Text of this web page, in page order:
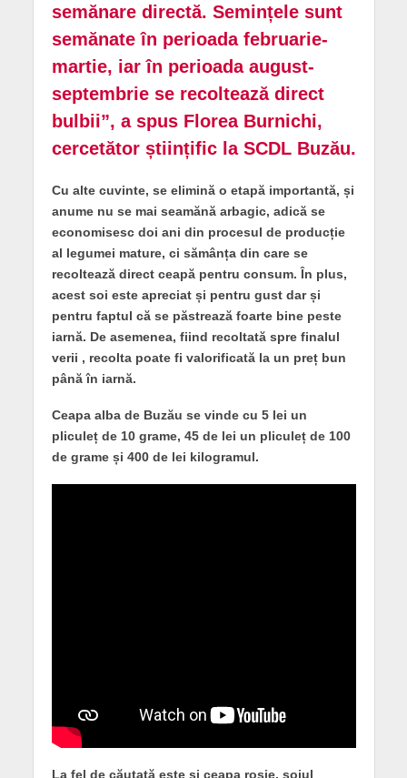
semănare directă. Semințele sunt
semănate în perioada februarie-
martie, iar în perioada august-
septembrie se recoltează direct
bulbii”, a spus Florea Burnichi,
cercetător științific la SCDL Buzău.
Cu alte cuvinte, se elimină o etapă importantă, și
anume nu se mai seamănă arbagic, adică se
economisesc doi ani din procesul de producție
al legumei mature, ci sămânța din care se
recoltează direct ceapă pentru consum. În plus,
acest soi este apreciat și pentru gust dar și
pentru faptul că se păstrează foarte bine peste
iarnă. De asemenea, fiind recoltată spre finalul
verii , recolta poate fi valorificată la un preț bun
până în iarnă.
Ceapa alba de Buzău se vinde cu 5 lei un
pliculeț de 10 grame, 45 de lei un pliculeț de 100
de grame și 400 de lei kilogramul.
La fel de căutată este și ceapa roșie, soiul